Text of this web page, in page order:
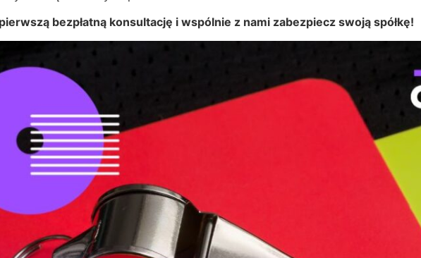
bezpłatną konsultację i wspólnie z nami zabezpiecz swoją spółkę!